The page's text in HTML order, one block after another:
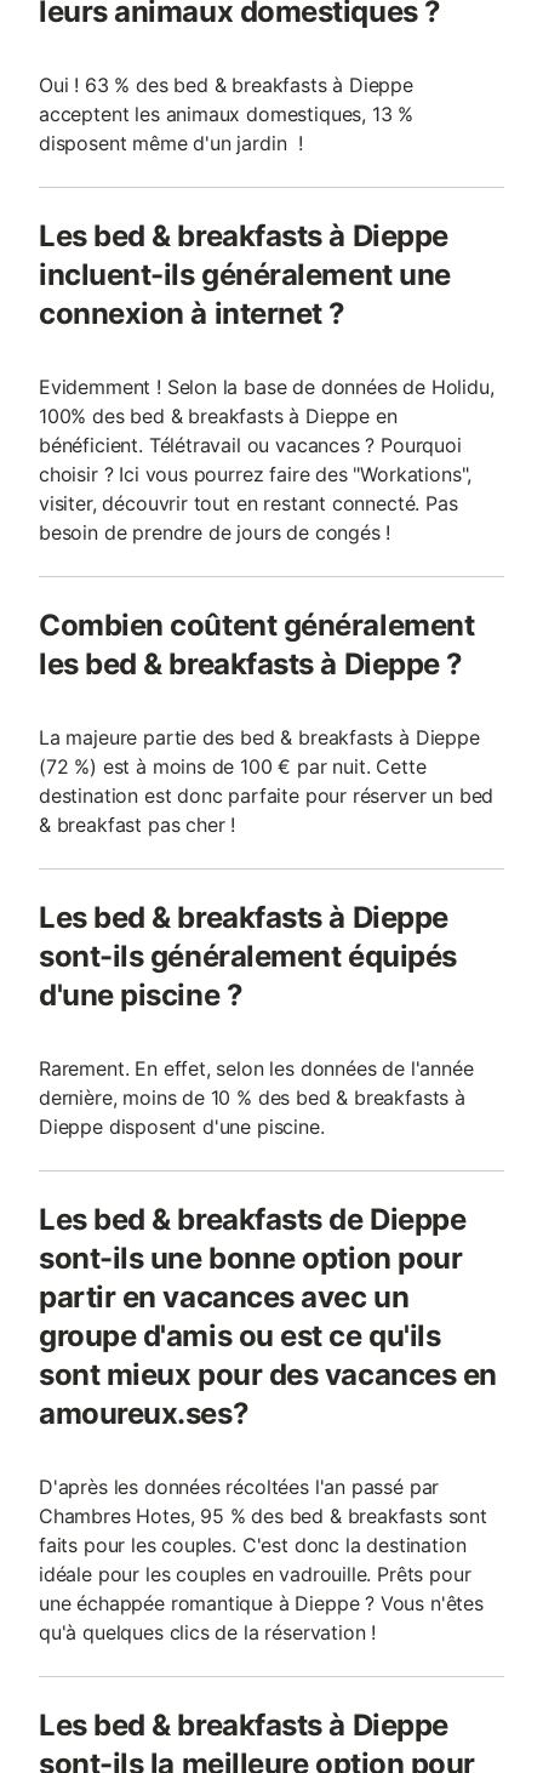
leurs animaux domestiques ?
Oui ! 63 % des bed & breakfasts à Dieppe
acceptent les animaux domestiques, 13 %
disposent même d'un jardin !
Les bed & breakfasts à Dieppe
incluent-ils généralement une
connexion à internet ?
Evidemment ! Selon la base de données de Holidu,
100% des bed & breakfasts à Dieppe en
bénéficient. Télétravail ou vacances ? Pourquoi
choisir ? Ici vous pourrez faire des "Workations",
visiter, découvrir tout en restant connecté. Pas
besoin de prendre de jours de congés !
Combien coûtent généralement
les bed & breakfasts à Dieppe ?
La majeure partie des bed & breakfasts à Dieppe
(72 %) est à moins de 100 € par nuit. Cette
destination est donc parfaite pour réserver un bed
& breakfast pas cher !
Les bed & breakfasts à Dieppe
sont-ils généralement équipés
d'une piscine ?
Rarement. En effet, selon les données de l'année
dernière, moins de 10 % des bed & breakfasts à
Dieppe disposent d'une piscine.
Les bed & breakfasts de Dieppe
sont-ils une bonne option pour
partir en vacances avec un
groupe d'amis ou est ce qu'ils
sont mieux pour des vacances en
amoureux.ses?
D'après les données récoltées l'an passé par
Chambres Hotes, 95 % des bed & breakfasts sont
faits pour les couples. C'est donc la destination
idéale pour les couples en vadrouille. Prêts pour
une échappée romantique à Dieppe ? Vous n'êtes
qu'à quelques clics de la réservation !
Les bed & breakfasts à Dieppe
sont-ils la meilleure option pour